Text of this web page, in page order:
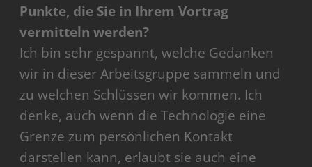
Punkte, die Sie in Ihrem Vortrag
vermitteln werden?
Ich bin sehr gespannt, welche Gedanken
wir in dieser Arbeitsgruppe sammeln und
zu welchen Schlüssen wir kommen. Ich
denke, auch wenn die Technologie eine
Grenze zum persönlichen Kontakt
darstellen kann, erlaubt sie auch eine